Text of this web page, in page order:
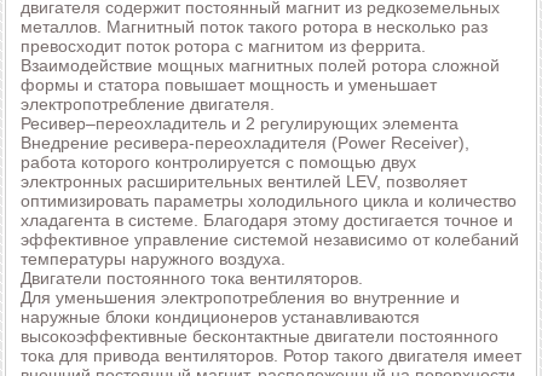
двигателя содержит постоянный магнит из редкоземельных
металлов. Магнитный поток такого ротора в несколько раз
превосходит поток ротора с магнитом из феррита.
Взаимодействие мощных магнитных полей ротора сложной
формы и статора повышает мощность и уменьшает
электропотребление двигателя.
Ресивер–переохладитель и 2 регулирующих элемента
Внедрение ресивера-переохладителя (Power Receiver),
работа которого контролируется с помощью двух
электронных расширительных вентилей LEV, позволяет
оптимизировать параметры холодильного цикла и количество
хладагента в системе. Благодаря этому достигается точное и
эффективное управление системой независимо от колебаний
температуры наружного воздуха.
Двигатели постоянного тока вентиляторов.
Для уменьшения электропотребления во внутренние и
наружные блоки кондиционеров устанавливаются
высокоэффективные бесконтактные двигатели постоянного
тока для привода вентиляторов. Ротор такого двигателя имеет